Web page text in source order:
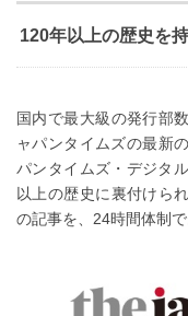
120年以上の歴史を
国内で最大級の発行部
ャパンタイムズの最新
パンタイムズ・デジタ
以上の歴史に裏付けら
の記事を、24時間体制で